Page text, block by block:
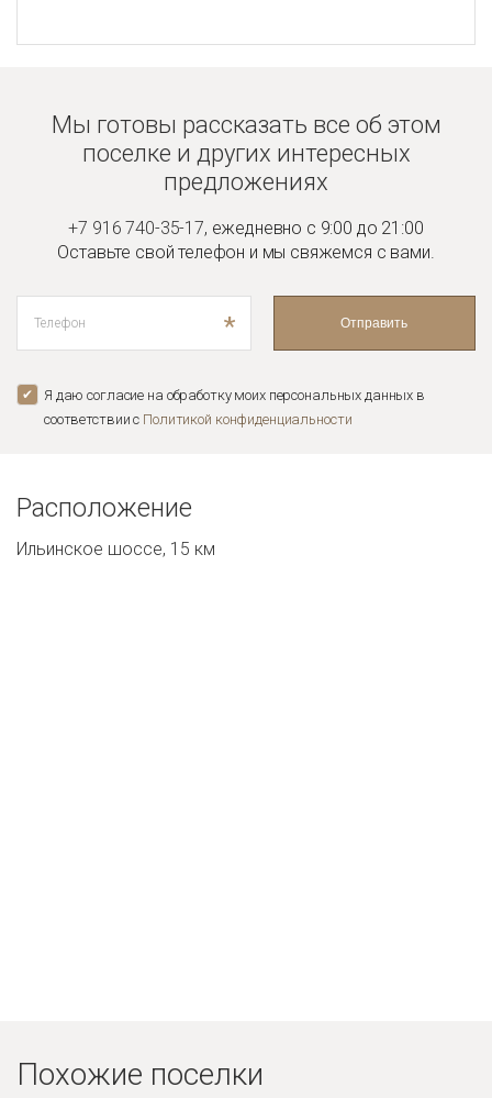
Мы готовы рассказать все об этом
поселке и других интересных
предложениях
+7 916 740-35-17, ежедневно с 9:00 до 21:00
Оставьте свой телефон и мы свяжемся с вами.
* Отправить
Я даю согласие на обработку моих персональных данных в
соответствии с Политикой конфиденциальноcти
Расположение
Ильинское шоссе, 15 км
Похожие поселки